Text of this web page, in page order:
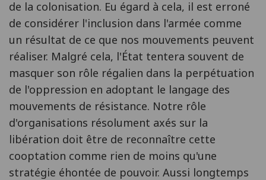
de la colonisation. Eu égard à cela, il est erroné
de considérer l'inclusion dans l'armée comme
un résultat de ce que nos mouvements peuvent
réaliser. Malgré cela, l'État tentera souvent de
masquer son rôle régalien dans la perpétuation
de l'oppression en adoptant le langage des
mouvements de résistance. Notre rôle
d'organisations résolument axés sur la
libération doit être de reconnaître cette
cooptation comme rien de moins qu'une
stratégie éhontée de pouvoir. Aussi longtemps